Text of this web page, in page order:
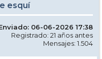
esquí
06-06-2026 17:38
Registrado: 21 años antes
Mensajes: 1.504